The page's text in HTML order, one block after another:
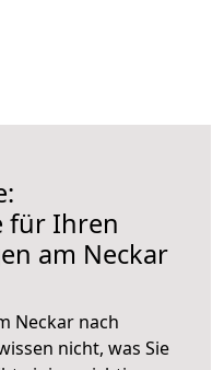
für Ihren
am Neckar
Neckar nach
nicht, was Sie